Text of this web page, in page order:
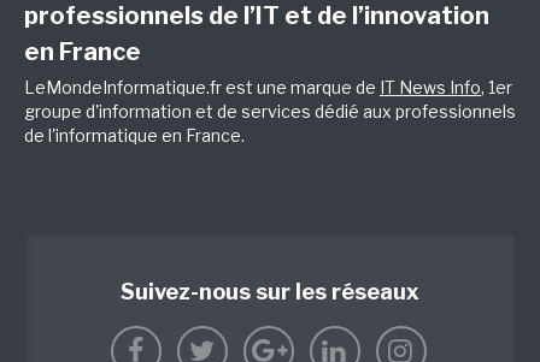
professionnels de l’IT et de l’innovation
en France
LeMondeInformatique.fr est une marque de IT News Info, 1er
groupe d'information et de services dédié aux professionnels
de l'informatique en France.
Suivez-nous sur les réseaux